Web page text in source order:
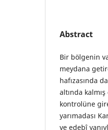
Abstract
Bir bölgenin
meydana
hafızasında
altında
kontrolüne
yarımadası
ve edebî